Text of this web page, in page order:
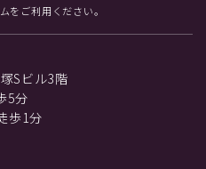
をご利用ください。
Sビル3階
5分
歩1分